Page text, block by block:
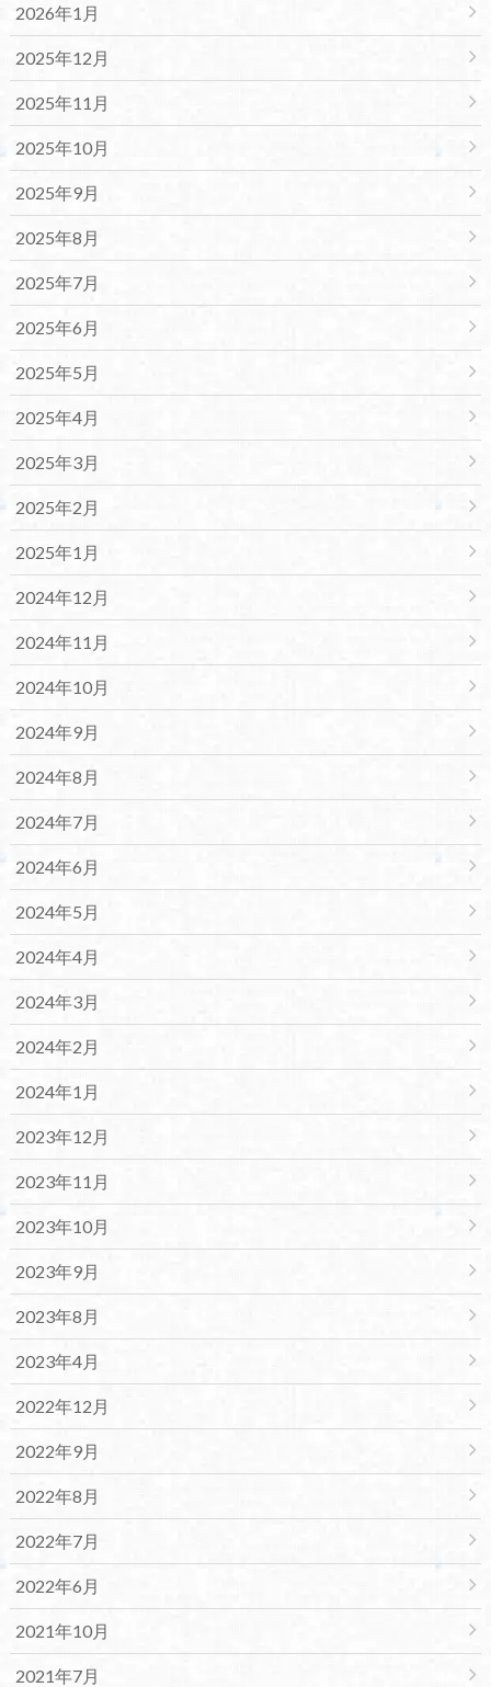
2026年1月
2025年12月
2025年11月
2025年10月
2025年9月
2025年8月
2025年7月
2025年6月
2025年5月
2025年4月
2025年3月
2025年2月
2025年1月
2024年12月
2024年11月
2024年10月
2024年9月
2024年8月
2024年7月
2024年6月
2024年5月
2024年4月
2024年3月
2024年2月
2024年1月
2023年12月
2023年11月
2023年10月
2023年9月
2023年8月
2023年4月
2022年12月
2022年9月
2022年8月
2022年7月
2022年6月
2021年10月
2021年7月